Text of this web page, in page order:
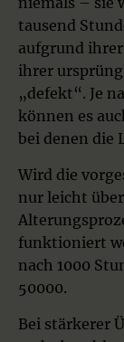
tausend
aufgrund
ihrer
„defekt“. Je
können es
bei denen die
Wird die
nur leicht
funktioniert
nach 1000
50000.
Bei stärkerer